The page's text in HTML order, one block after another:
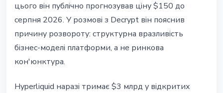
7 червня 2026 р.3 хв читання
Наталія Дорофєєва
цього він публічно прогнозував ціну $150 до
серпня 2026. У розмові з Decrypt він пояснив
причину розвороту: структурна вразливість
бізнес-моделі платформи, а не ринкова
кон'юнктура.
Hyperliquid наразі тримає $3 млрд у відкритих